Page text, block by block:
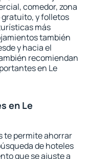
comedor, zona
y folletos
más
también
y hacia el
recomiendan
en Le
en Le
te permite ahorrar
de hoteles
que se ajuste a